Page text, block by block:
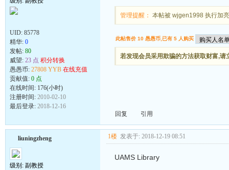
UID: 85778
精华: 0
发帖: 80
威望: 23 点 积分转换
愚愚币: 27808 YYB 在线充值
贡献值: 0 点
在线时间: 176(小时)
注册时间: 2010-02-10
最后登录: 2018-12-16
管理提醒： 本帖被 wjgen1998 执行加
此帖售价 10 愚愚币,已有 5 人购买
若发现会员采用欺骗的方法获取财富,
回复 引用
liuningzheng
级别: 副教授
1楼 发表于: 2018-12-19 08:51
UAMS Library